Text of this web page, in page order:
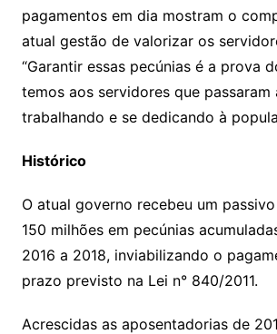
pagamentos em dia mostram o
atual gestão de valorizar os
“Garantir essas pecúnias é a prova
temos aos servidores que passaram
trabalhando e se dedicando à
Histórico
O atual governo recebeu um
150 milhões em pecúnias
2016 a 2018, inviabilizando o
prazo previsto na Lei n° 840/2011.
Acrescidas as aposentadorias de